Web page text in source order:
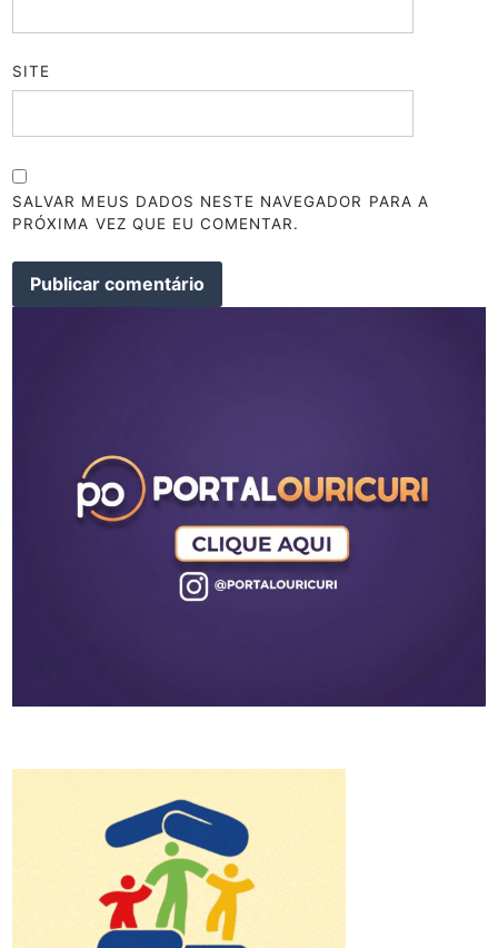
SITE
SALVAR MEUS DADOS NESTE NAVEGADOR PARA A
PRÓXIMA VEZ QUE EU COMENTAR.